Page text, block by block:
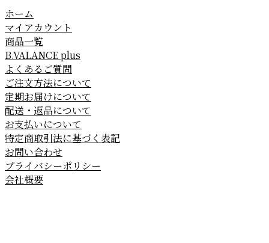
ホーム
マイアカウント
商品一覧
B.VALANCE plus
よくあるご質問
ご注文方法について
定期お届けについて
配送・返品について
お支払いについて
特定商取引法に基づく表記
お問い合わせ
プライバシーポリシー
会社概要